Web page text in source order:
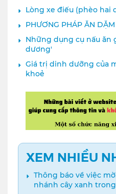
Lòng xe điếu (phèo hai
PHƯƠNG PHÁP ĂN
Những dụng cụ nấu ăn
dương'
Giá trị dinh dưỡng của
khoẻ
XEM NHIỀU
Thông báo về việc
nhánh cây xanh